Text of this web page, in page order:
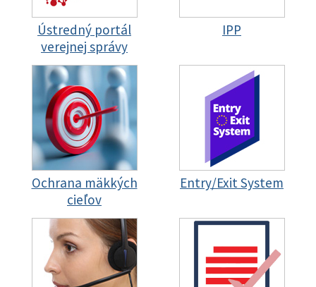
Ústredný portál
verejnej správy
IPP
Ochrana mäkkých
cieľov
Entry/Exit System